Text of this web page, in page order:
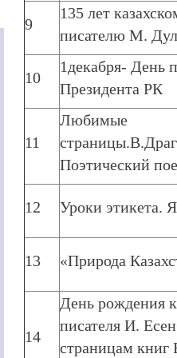
9
135 лет
писателю М.
10
1декабря- День
Президента РК
11
Любимые
Поэтический
12 Уроки этикета.
13 «Природа
14
День рождения
писателя И.
страницам книг